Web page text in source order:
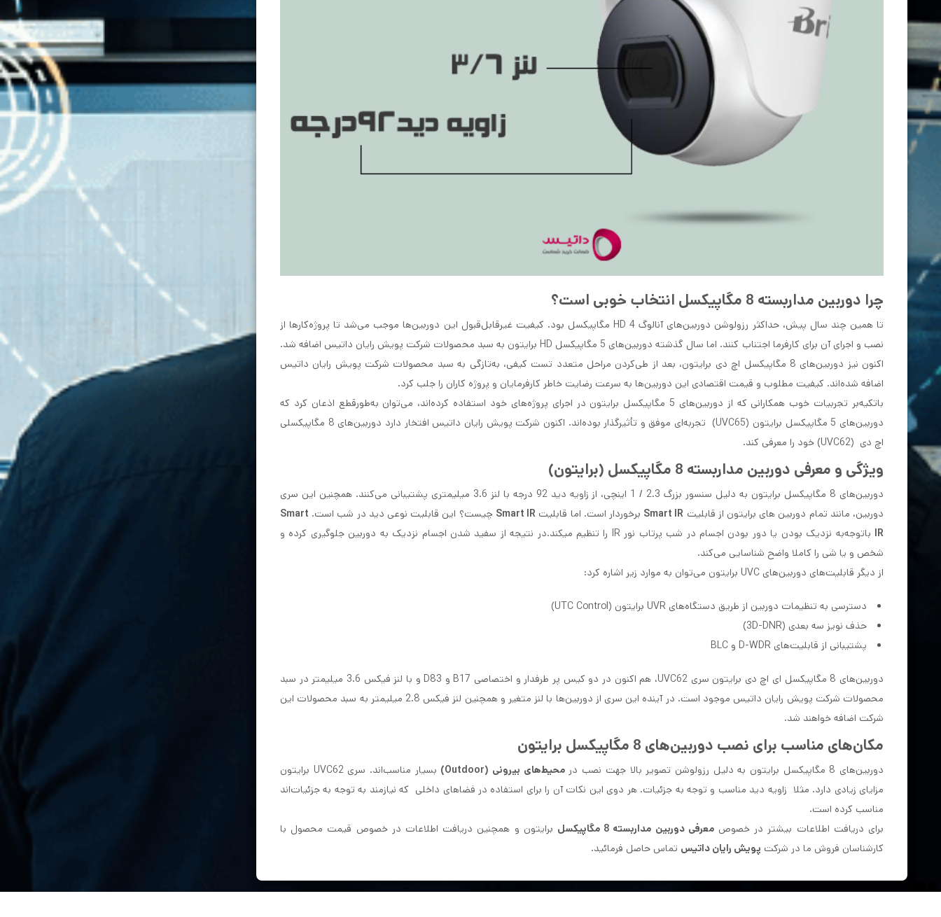
چرا دوربین مداربسته 8 مگاپیکسل انتخاب خوبی است؟
تا همین چند سال پیش، حداکثر رزولوشن دوربین‌های آنالوگ HD 4 مگاپیکسل بود. کیفیت غیرقابل‌قبول این دوربین‌ها موجب می‌شد تا پروژه‌کارها از
نصب و اجرای آن برای کارفرما اجتناب کنند. اما سال گذشته دوربین‌های 5 مگاپیکسل HD برایتون به سبد محصولات شرکت پویش رایان داتیس اضافه شد.
اکنون نیز دوربین‌های 8 مگاپیکسل اچ دی برایتون، بعد از طی‌کردن مراحل متعدد تست‌ کیفی، به‌تازگی به سبد محصولات شرکت پویش رایان داتیس
اضافه شده‌اند. کیفیت مطلوب و قیمت اقتصادی این دوربین‌ها به سرعت رضایت خاطر کارفرمایان و پروژه کاران را جلب کرد.
باتکیه‌بر تجربیات خوب همکارانی که از دوربین‌های 5 مگاپیکسل برایتون در اجرای پروژه‌های خود استفاده کرده‌اند، می‌توان به‌طورقطع اذعان کرد که
دوربین‌های 5 مگاپیکسل برایتون (UVC65) تجربه‌ای موفق و تأثیرگذار بوده‌اند. اکنون شرکت پویش رایان داتیس افتخار دارد دوربین‌های 8 مگاپیکسلی
اچ دی (UVC62) خود را معرفی کند.
ویژگی و معرفی دوربین مداربسته 8 مگاپیکسل (برایتون)
دوربین‌های 8 مگاپیکسل برایتون به دلیل سنسور بزرگ 2.3 / 1 اینچی، از زاویه دید 92 درجه با لنز 3.6 میلیمتری پشتیبانی می‌کنند. همچنین این سری
دوربین، مانند تمام دوربین های برایتون از قابلیت Smart IR برخوردار است. اما قابلیت Smart IR چیست؟ این قابلیت نوعی دید در شب است. Smart
IR
باتوجه‌به نزدیک بودن یا دور بودن اجسام در شب پرتاب نور IR را تنظیم میکند.در نتیجه از سفید شدن اجسام نزدیک به دوربین جلوگیری کرده و
شخص و یا شی را کاملا واضح شناسایی می‌کند.
از دیگر قابلیت‌های دوربین‌های UVC برایتون می‌توان به موارد زیر اشاره کرد:
دسترسی به تنظیمات دوربین از طریق دستگاه‌های UVR برایتون (UTC Control)
حذف نویز سه بعدی (3D-DNR)
پشتیبانی از قابلیت‌های D-WDR و BLC
دوربین‌های 8 مگاپیکسل ای اچ دی برایتون سری UVC62، هم اکنون در دو کیس پر طرفدار و اختصاصی B17 و D83 و با لنز فیکس 3.6 میلیمتر در سبد
محصولات شرکت پویش رایان داتیس موجود است. در آینده این سری از دوربین‌ها با لنز متغیر و همچنین لنز فیکس 2.8 میلیمتر به سبد محصولات این
شرکت اضافه خواهند شد.
مکان­‌های مناسب برای نصب دوربین‌­های 8 مگاپیکسل برایتون
دوربین‌های 8 مگاپیکسل برایتون به دلیل رزولوشن تصویر بالا جهت نصب در محیط‌های بیرونی (Outdoor)
بسیار مناسب‌اند. سری UVC62 برایتون
مزایای زیادی دارد. مثلا زاویه دید مناسب و توجه به جزئیات. هر دوی این نکات آن را برای استفاده در فضاهای داخلی که نیازمند به توجه به جزئیات‌اند
مناسب کرده است.
برای دریافت اطلاعات بیشتر در خصوصمعرفی دوربین مداربسته 8 مگاپیکسل
برایتون و همچنین دریافت اطلاعات در خصوص قیمت محصول با
کارشناسان فروش ما در شرکت پویش رایان داتیس تماس حاصل فرمائید.